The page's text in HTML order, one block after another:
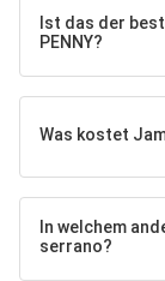
Ist das der
PENNY?
Was kostet
In welchem
serrano?